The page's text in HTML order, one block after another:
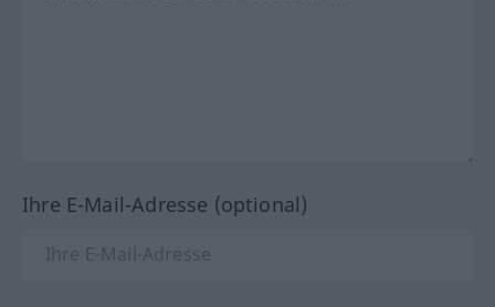
Ihre E-Mail-Adresse (optional)